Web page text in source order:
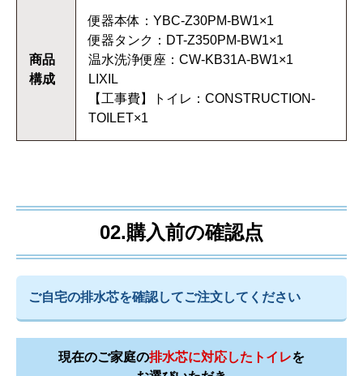
商品
構成
便器本体：YBC-Z30PM-BW1×1
便器タンク：DT-Z350PM-BW1×1
温水洗浄便座：CW-KB31A-BW1×1
LIXIL
【工事費】トイレ：CONSTRUCTION-
TOILET×1
02.購入前の確認点
ご自宅の排水芯を確認してご注文してください
現在のご家庭の排水芯に対応したトイレを